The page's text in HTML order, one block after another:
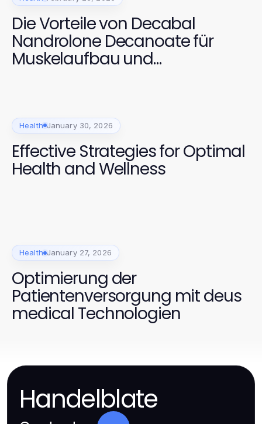
Die Vorteile von Decabal
Nandrolone Decanoate für
Muskelaufbau und
Health January 30, 2026
Effective Strategies for Optimal
Health and Wellness
Health January 27, 2026
Optimierung der
Patientenversorgung mit deus
medical Technologien
Handelblate